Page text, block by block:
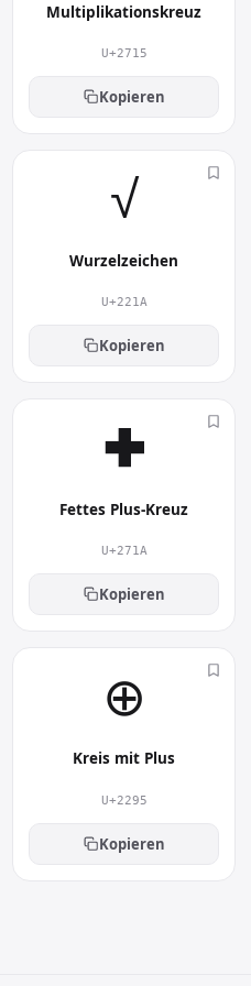
Multiplikationskreuz
U+2715
Kopieren
√︎
Wurzelzeichen
U+221A
Kopieren
✚︎
Fettes Plus-Kreuz
U+271A
Kopieren
⊕︎
Kreis mit Plus
U+2295
Kopieren